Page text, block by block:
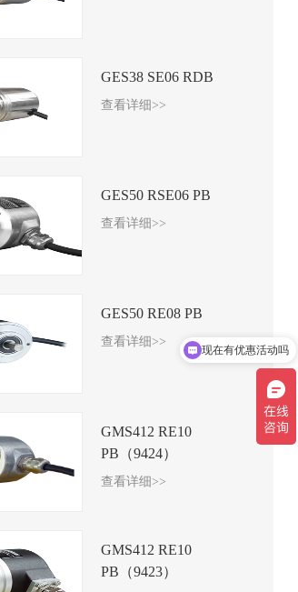
GES38 SE06 RDB
查看详细>>
GES50 RSE06 PB
查看详细>>
GES50 RE08 PB
查看详细>>
GMS412 RE10
PB（9424）
查看详细>>
GMS412 RE10
PB（9423）
现在有优惠活动吗